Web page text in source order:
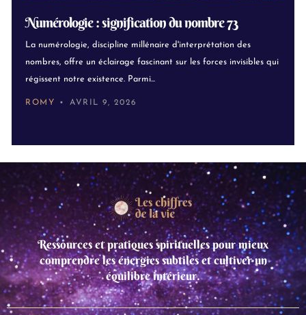
Numérologie : signification du nombre 73
La numérologie, discipline millénaire d'interprétation des
nombres, offre un éclairage fascinant sur les forces invisibles qui
régissent notre existence. Parmi...
ROMY AVRIL 9, 2026
Ressources et pratiques spirituelles pour mieux
comprendre les énergies subtiles et cultiver un
équilibre intérieur.